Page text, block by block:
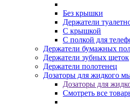
Без крышки
Держатели
С крышкой
С полкой для
Держатели бумажных
Держатели зубных щеток
Держатели полотенец
Дозаторы для жидкого
Дозаторы для
Смотреть все